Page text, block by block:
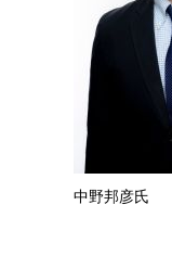
中野邦彦氏